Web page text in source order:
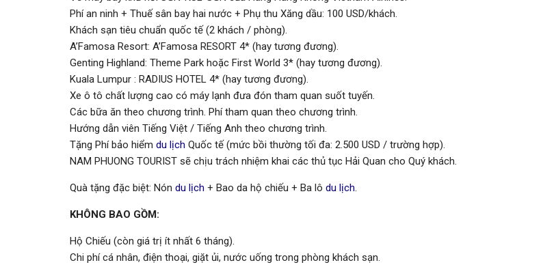
Phí an ninh + Thuế sân bay hai nước + Phụ thu Xăng dầu: 100 USD/khách.
Khách sạn tiêu chuẩn quốc tế (2 khách / phòng).
A’Famosa Resort: A’Famosa RESORT 4* (hay tương đương).
Genting Highland: Theme Park hoặc First World 3* (hay tương đương).
Kuala Lumpur : RADIUS HOTEL 4* (hay tương đương).
Xe ô tô chất lượng cao có máy lạnh đưa đón tham quan suốt tuyến.
Các bữa ăn theo chương trình. Phí tham quan theo chương trình.
Hướng dẫn viên Tiếng Việt / Tiếng Anh theo chương trình.
Tặng Phí bảo hiểm du lịch Quốc tế (mức bồi thường tối đa: 2.500 USD / trường hợp).
NAM PHUONG TOURIST sẽ chịu trách nhiệm khai các thủ tục Hải Quan cho Quý khách.
Quà tặng đặc biệt: Nón du lịch + Bao da hộ chiếu + Ba lô du lịch.
KHÔNG BAO GỒM:
Hộ Chiếu (còn giá trị ít nhất 6 tháng).
Chi phí cá nhân, điện thoại, giặt ủi, nước uống trong phòng khách sạn.